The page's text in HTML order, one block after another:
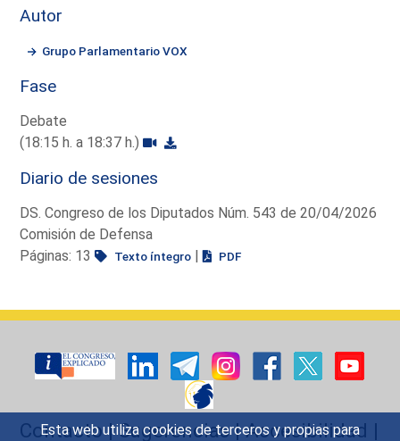
Esta web utiliza cookies de terceros y propias para
Autor
Grupo Parlamentario VOX
Fase
Debate
(18:15 h. a 18:37 h.)
Diario de sesiones
DS. Congreso de los Diputados Núm. 543 de 20/04/2026
Comisión de Defensa
Páginas: 13
Texto íntegro | PDF
Contacto|Sugerencias|Accesibilidad |